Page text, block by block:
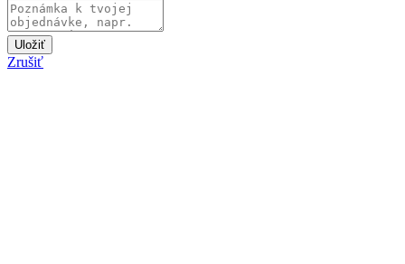
Uložiť
Zrušiť